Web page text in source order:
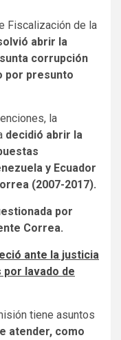
Fiscalización de la
abrir la
corrupción
por presunto
la
decidió abrir la
y Ecuador
(2007-2017).
por
Correa.
ante la justicia
lavado de
tiene asuntos
atender, como